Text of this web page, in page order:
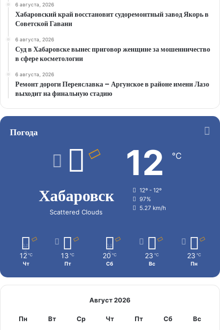
6 августа, 2026
Хабаровский край восстановит судоремонтный завод Якорь в
Советской Гавани
6 августа, 2026
Суд в Хабаровске вынес приговор женщине за мошенничество
в сфере косметологии
6 августа, 2026
Ремонт дороги Переяславка – Аргунское в районе имени Лазо
выходит на финальную стадию
Погода
Хабаровск
Scattered Clouds
12 ℃
12º - 12º
97%
5.27 km/h
12 ℃
Чт
13 ℃
Пт
20 ℃
Сб
23 ℃
Вс
23 ℃
Пн
Август 2026
Пн Вт Ср Чт Пт Сб Вс